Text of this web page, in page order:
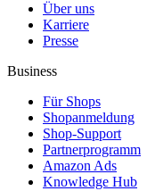
Über uns
Karriere
Presse
Business
Für Shops
Shopanmeldung
Shop-Support
Partnerprogramm
Amazon Ads
Knowledge Hub